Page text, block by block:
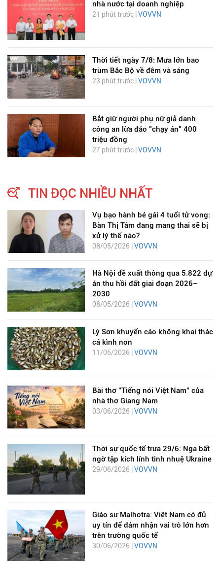
nhà nước tại doanh nghiệp
21 phút trước | VOVVN
Thời tiết ngày 7/8: Mưa lớn bao
trùm Bắc Bộ về đêm và sáng
23 phút trước | VOVVN
Bắt giữ người phụ nữ giả danh
công an lừa đảo "chạy án" 400
triệu đồng
27 phút trước | VOVVN
TIN ĐỌC NHIỀU NHẤT
Vụ bạo hành bé gái 4 tuổi tử vong:
Bàn Thị Tâm đang mang thai sẽ bị
xử lý thế nào?
08/05/2026 |VOVVN
Hà Nội đề xuất thông qua 5.822 dự
án thu hồi đất giai đoạn 2026–
2030
08/05/2026 | VOVVN
Lý Sơn khuyến cáo không khai thác
cá kình non
11/05/2026 | VOVVN
Bài thơ "Tiếng nói Việt Nam" của
nhà thơ Giang Nam
03/06/2026 | VOVVN
Thời sự quốc tế trưa 29/6: Nga bất
ngờ tập kích lính tinh nhuệ Ukraine
29/06/2026 | VOVVN
Giáo sư Malhotra: Việt Nam có đủ
uy tín để đảm nhận vai trò lớn hơn
trên trường quốc tế
30/06/2026 | VOVVN